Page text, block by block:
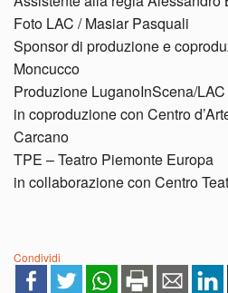
Foto LAC / Masiar Pasquali
Sponsor di produzione e
Moncucco
Produzione LuganoInScena/
in coproduzione con Centro
Carcano
TPE – Teatro Piemonte Europa
in collaborazione con Centro
Condividi